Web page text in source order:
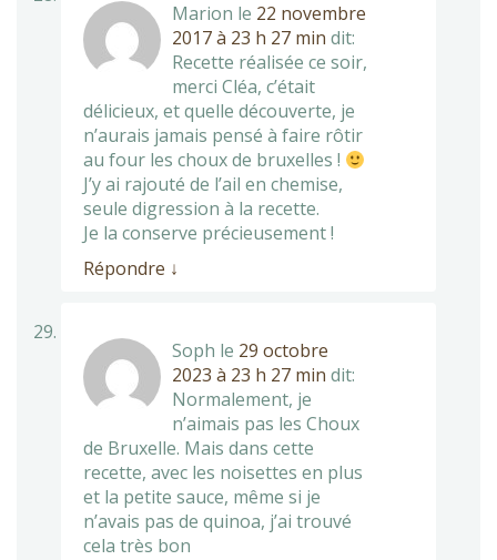
Marion le 22 novembre
2017 à 23 h 27 min dit:
Recette réalisée ce soir,
merci Cléa, c’était
délicieux, et quelle découverte, je
n’aurais jamais pensé à faire rôtir
au four les choux de bruxelles !
J’y ai rajouté de l’ail en chemise,
seule digression à la recette.
Je la conserve précieusement !
Répondre ↓
Soph le 29 octobre
2023 à 23 h 27 min dit:
Normalement, je
n’aimais pas les Choux
de Bruxelle. Mais dans cette
recette, avec les noisettes en plus
et la petite sauce, même si je
n’avais pas de quinoa, j’ai trouvé
cela très bon